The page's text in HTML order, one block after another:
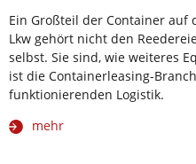
Ein Großteil der Container auf
Lkw gehört nicht den
selbst. Sie sind, wie weiteres
ist die Containerleasing-
funktionierenden Logistik.
mehr